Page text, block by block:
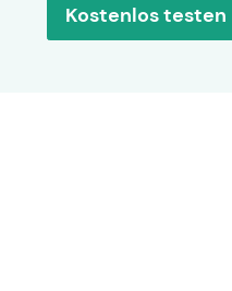
Kostenlos testen